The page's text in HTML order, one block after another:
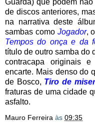
de discos anteriores,
na narrativa deste
sambas como Jogador,
Tempos do onça e da
título de outro samba do
contracapa originais
encarte. Mais denso do
de Bosco, Tiro de
fraturas de uma cidade
asfalto.
Mauro Ferreira às 09:35